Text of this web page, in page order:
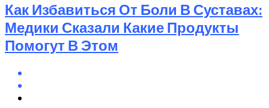
Как Избавиться От Боли В Суставах:
Медики Сказали Какие Продукты
Помогут В Этом